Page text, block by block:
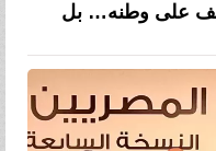
على وطنه… بل